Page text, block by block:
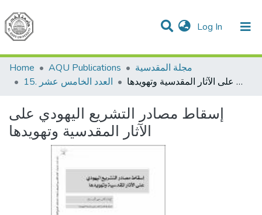
Log In (current)
Communities & Collections
All of DSpace
Home
AQU Publications
مجلة المقدسية
15. العدد الخامس عشر
إسقاط مصادر التشريع اليهودي على الآثار المقدسية وتهويدها
إسقاط مصادر التشريع اليهودي على
الآثار المقدسية وتهويدها